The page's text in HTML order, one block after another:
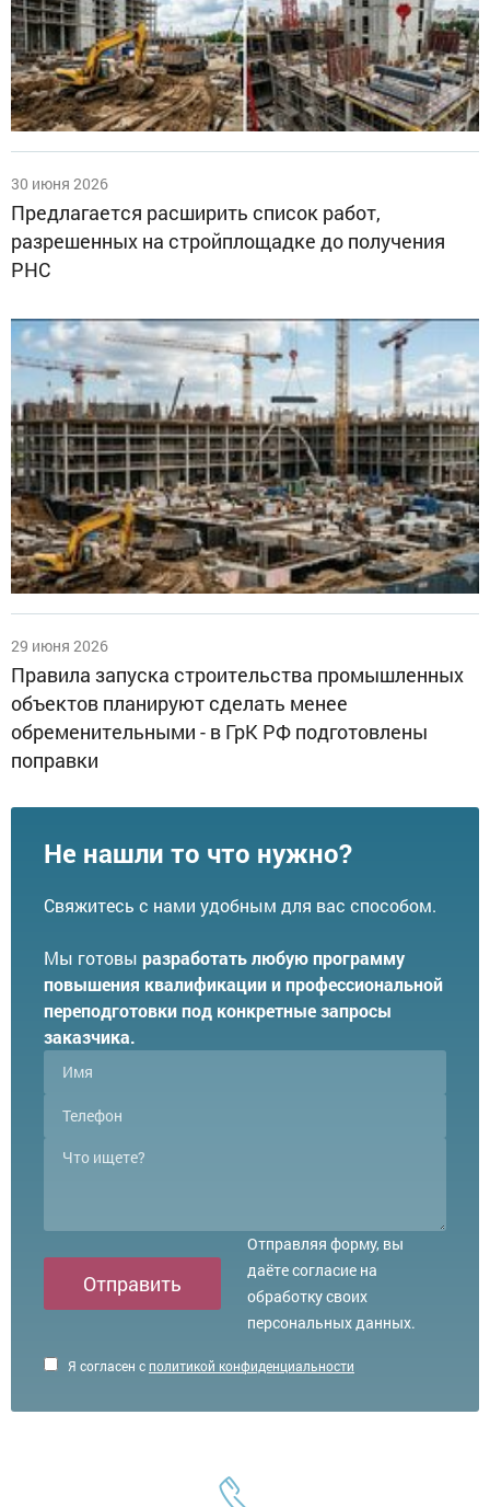
30 июня 2026
Предлагается расширить список работ,
разрешенных на стройплощадке до получения
РНС
29 июня 2026
Правила запуска строительства промышленных
объектов планируют сделать менее
обременительными - в ГрК РФ подготовлены
поправки
Не нашли то что нужно?
Свяжитесь с нами удобным для вас способом.
Мы готовы разработать любую программу
повышения квалификации и профессиональной
переподготовки под конкретные запросы
заказчика.
Я согласен сполитикой конфиденциальности
Отправить
Отправляя форму, вы
даёте согласие на
обработку своих
персональных данных.